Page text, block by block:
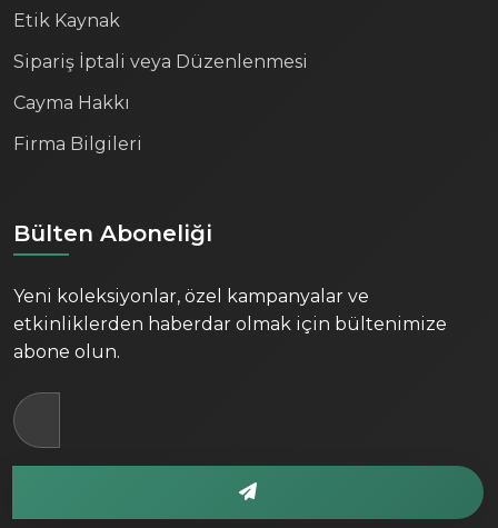
Etik Kaynak
Sipariş İptali veya Düzenlenmesi
Cayma Hakkı
Firma Bilgileri
Bülten Aboneliği
Yeni koleksiyonlar, özel kampanyalar ve
etkinliklerden haberdar olmak için bültenimize
abone olun.